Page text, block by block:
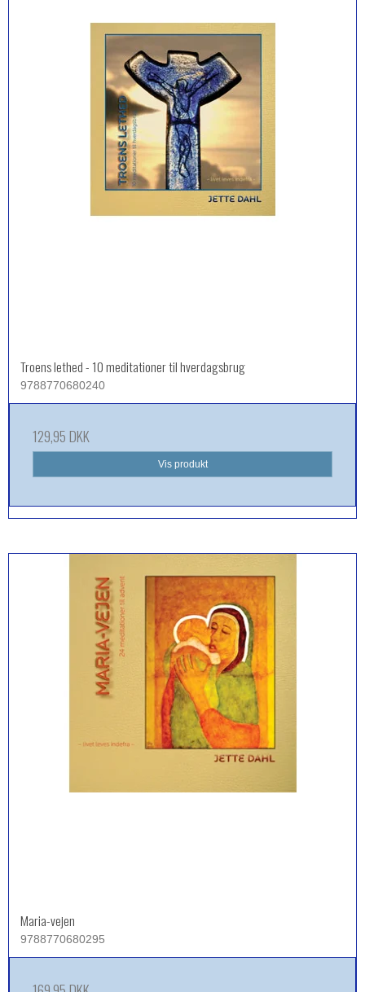
Troens lethed - 10 meditationer til hverdagsbrug
9788770680240
129,95 DKK
Vis produkt
Maria-vejen
9788770680295